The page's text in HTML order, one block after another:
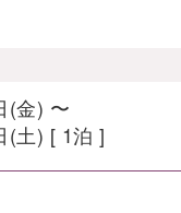
(金) 〜
(土) [ 1泊 ]